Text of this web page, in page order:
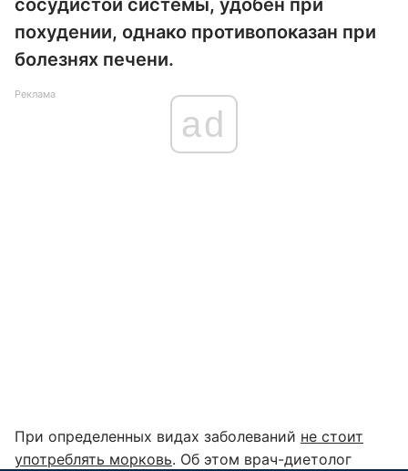
сосудистой системы, удобен при
похудении, однако противопоказан при
болезнях печени.
Реклама
ad
При определенных видах заболеваний не стоит
употреблять морковь. Об этом врач-диетолог